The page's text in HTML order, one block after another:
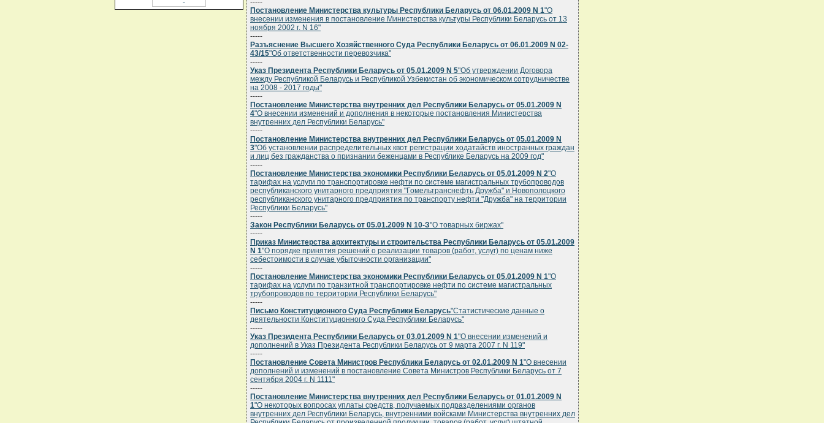
-----
Постановление Министерства культуры Республики Беларусь от 06.01.2009 N 1"О
внесении изменения в постановление Министерства культуры Республики Беларусь от 13
ноября 2002 г. N 16"
-----
Разъяснение Высшего Хозяйственного Суда Республики Беларусь от 06.01.2009 N 02-
43/15"Об ответственности перевозчика"
-----
Указ Президента Республики Беларусь от 05.01.2009 N 5"Об утверждении Договора
между Республикой Беларусь и Республикой Узбекистан об экономическом сотрудничестве
на 2008 - 2017 годы"
-----
Постановление Министерства внутренних дел Республики Беларусь от 05.01.2009 N
4"О внесении изменений и дополнения в некоторые постановления Министерства
внутренних дел Республики Беларусь"
-----
Постановление Министерства внутренних дел Республики Беларусь от 05.01.2009 N
3"Об установлении распределительных квот регистрации ходатайств иностранных граждан
и лиц без гражданства о признании беженцами в Республике Беларусь на 2009 год"
-----
Постановление Министерства экономики Республики Беларусь от 05.01.2009 N 2"О
тарифах на услуги по транспортировке нефти по системе магистральных трубопроводов
республиканского унитарного предприятия "Гомельтранснефть Дружба" и Новополоцкого
республиканского унитарного предприятия по транспорту нефти "Дружба" на территории
Республики Беларусь"
-----
Закон Республики Беларусь от 05.01.2009 N 10-З"О товарных биржах"
-----
Приказ Министерства архитектуры и строительства Республики Беларусь от 05.01.2009
N 1"О порядке принятия решений о реализации товаров (работ, услуг) по ценам ниже
себестоимости в случае убыточности организации"
-----
Постановление Министерства экономики Республики Беларусь от 05.01.2009 N 1"О
тарифах на услуги по транзитной транспортировке нефти по системе магистральных
трубопроводов по территории Республики Беларусь"
-----
Письмо Конституционного Суда Республики Беларусь"Статистические данные о
деятельности Конституционного Суда Республики Беларусь"
-----
Указ Президента Республики Беларусь от 03.01.2009 N 1"О внесении изменений и
дополнений в Указ Президента Республики Беларусь от 9 марта 2007 г. N 119"
-----
Постановление Совета Министров Республики Беларусь от 02.01.2009 N 1"О внесении
дополнений и изменений в постановление Совета Министров Республики Беларусь от 7
сентября 2004 г. N 1111"
-----
Постановление Министерства внутренних дел Республики Беларусь от 01.01.2009 N
1"О некоторых вопросах уплаты средств, получаемых подразделениями органов
внутренних дел Республики Беларусь, внутренними войсками Министерства внутренних дел